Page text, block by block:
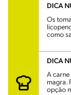
DICA
Os
como
DICA
A carne
magra.
opção